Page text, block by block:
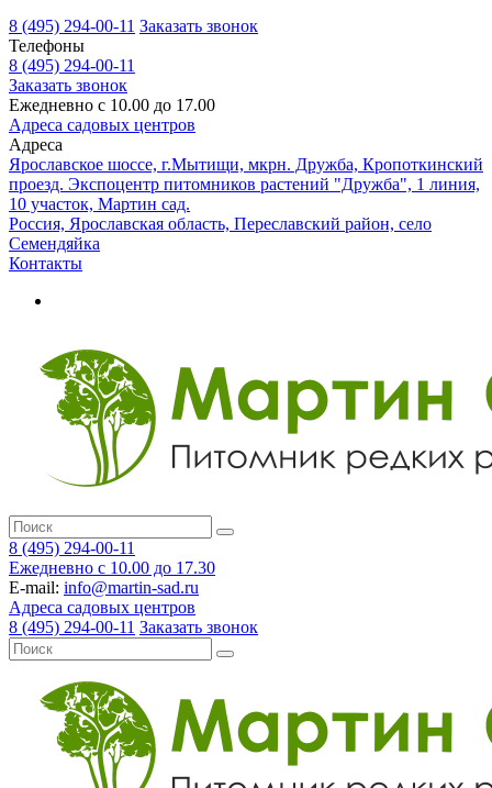
8 (495) 294-00-11 Заказать звонок
Телефоны
8 (495) 294-00-11
Заказать звонок
Ежедневно с 10.00 до 17.00
Адреса садовых центров
Адреса
Ярославское шоссе, г.Мытищи, мкрн. Дружба, Кропоткинский
проезд. Экспоцентр питомников растений "Дружба", 1 линия,
10 участок, Мартин сад.
Россия, Ярославская область, Переславский район, село
Семендяйка
Контакты
8 (495) 294-00-11
Ежедневно с 10.00 до 17.30
E-mail: info@martin-sad.ru
Адреса садовых центров
8 (495) 294-00-11 Заказать звонок